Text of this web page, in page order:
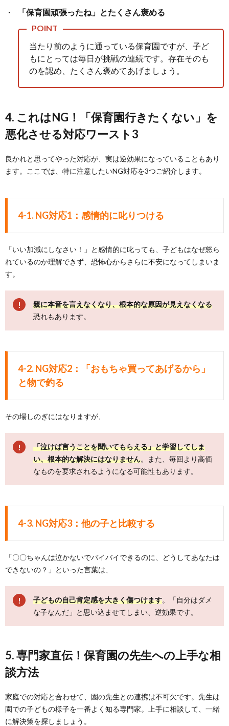
「保育園頑張ったね」とたくさん褒める
当たり前のように通っている保育園ですが、子ど
もにとっては毎日が挑戦の連続です。存在そのも
のを認め、たくさん褒めてあげましょう。
4. これはNG！「保育園行きたくない」を
悪化させる対応ワースト3
良かれと思ってやった対応が、実は逆効果になっていることもあり
ます。ここでは、特に注意したいNG対応を3つご紹介します。
4-1. NG対応1：感情的に叱りつける
「いい加減にしなさい！」と感情的に叱っても、子どもはなぜ怒ら
れているのか理解できず、恐怖心からさらに不安になってしまいま
す。
親に本音を言えなくなり、根本的な原因が見えなくなる
恐れもあります。
4-2. NG対応2：「おもちゃ買ってあげるから」
と物で釣る
その場しのぎにはなりますが、
「泣けば言うことを聞いてもらえる」と学習してしま
い、根本的な解決にはなりません。また、毎回より高価
なものを要求されるようになる可能性もあります。
4-3. NG対応3：他の子と比較する
「〇〇ちゃんは泣かないでバイバイできるのに、どうしてあなたは
できないの？」といった言葉は、
子どもの自己肯定感を大きく傷つけます。「自分はダメ
な子なんだ」と思い込ませてしまい、逆効果です。
5. 専門家直伝！保育園の先生への上手な相
談方法
家庭での対応と合わせて、園の先生との連携は不可欠です。先生は
園での子どもの様子を一番よく知る専門家。上手に相談して、一緒
に解決策を探しましょう。